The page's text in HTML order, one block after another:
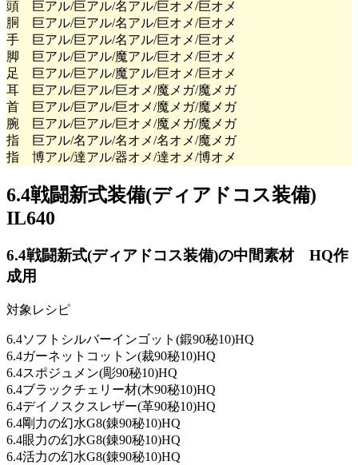
頭 巨アル/巨アル/名アル/巨オメ/巨オメ
胴 巨アル/巨アル/名アル/巨オメ/巨オメ
手 巨アル/巨アル/名アル/巨オメ/巨オメ
脚 巨アル/巨アル/魔アル/巨オメ/巨オメ
足 巨アル/巨アル/魔アル/巨オメ/巨オメ
耳 巨アル/巨アル/巨オメ/魔メガ/魔メガ
首 巨アル/巨アル/巨オメ/魔メガ/魔メガ
腕 巨アル/巨アル/巨オメ/魔メガ/魔メガ
指 巨アル/名アル/名オメ/名オメ/魔メガ
指 博アル/達アル/器オメ/達オメ/博オメ
6.4戦闘新式装備(ディアドコス装備)
IL640
6.4戦闘新式(ディアドコス装備)の中間素材 HQ作
成用
対象レシピ
6.4ソフトシルバーインゴット(鍛90秘10)HQ
6.4ガーネットコットン(裁90秘10)HQ
6.4スポジュメン(彫90秘10)HQ
6.4ブラックチェリー材(木90秘10)HQ
6.4デイノスクスレザー(革90秘10)HQ
6.4剛力の幻水G8(錬90秘10)HQ
6.4眼力の幻水G8(錬90秘10)HQ
6.4活力の幻水G8(錬90秘10)HQ